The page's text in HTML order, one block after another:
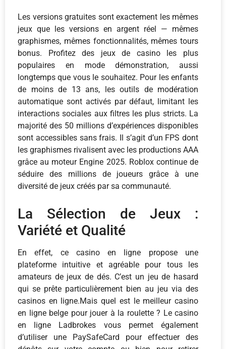
Les versions gratuites sont exactement les mêmes
jeux que les versions en argent réel — mêmes
graphismes, mêmes fonctionnalités, mêmes tours
bonus. Profitez des jeux de casino les plus
populaires en mode démonstration, aussi
longtemps que vous le souhaitez. Pour les enfants
de moins de 13 ans, les outils de modération
automatique sont activés par défaut, limitant les
interactions sociales aux filtres les plus stricts. La
majorité des 50 millions d’expériences disponibles
sont accessibles sans frais. Il s’agit d’un FPS dont
les graphismes rivalisent avec les productions AAA
grâce au moteur Engine 2025. Roblox continue de
séduire des millions de joueurs grâce à une
diversité de jeux créés par sa communauté.
La Sélection de Jeux :
Variété et Qualité
En effet, ce casino en ligne propose une
plateforme intuitive et agréable pour tous les
amateurs de jeux de dés. C’est un jeu de hasard
qui se prête particulièrement bien au jeu via des
casinos en ligne.Mais quel est le meilleur casino
en ligne belge pour jouer à la roulette ? Le casino
en ligne Ladbrokes vous permet également
d’utiliser une PaySafeCard pour effectuer des